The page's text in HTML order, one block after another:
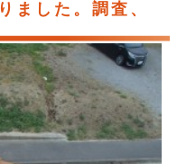
ました。調査、